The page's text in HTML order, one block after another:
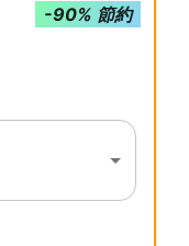
-90% 節約